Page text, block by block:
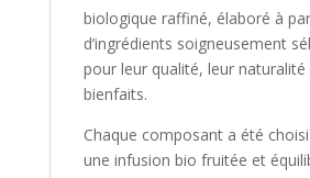
biologique raffiné, élaboré à
d’ingrédients soigneusement
pour leur qualité, leur naturalité
bienfaits.
Chaque composant a été
une infusion bio fruitée et